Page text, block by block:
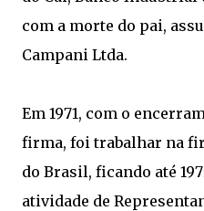
com a morte do pai,
Campani Ltda.
Em 1971, com o
firma, foi trabalhar na
do Brasil, ficando até
atividade de